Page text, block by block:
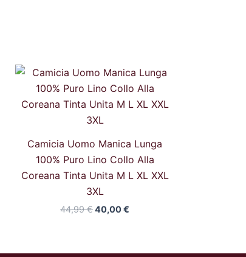
Camicia Uomo Manica Lunga
100% Puro Lino Collo Alla
Coreana Tinta Unita M L XL XXL
3XL
44,99€
Il
prezzo
originale
era:
40,00€
Il
prezzo
attuale
è: